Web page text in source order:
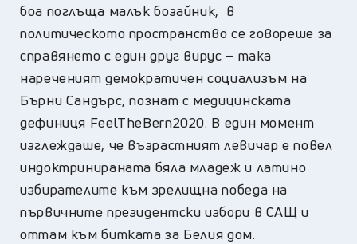
боа поглъща малък бозайник, в
политическото пространство се говореше за
справянето с един друг вирус – така
нареченият демократичен социализъм на
Бърни Сандърс, познат с медицинската
дефиниця FeelTheBern2020. В един момент
изглеждаше, че възрастният левичар е повел
индоктринираната бяла младеж и латино
избирателите към зрелищна победа на
първичните президентски избори в САЩ и
оттам към битката за Белия дом.